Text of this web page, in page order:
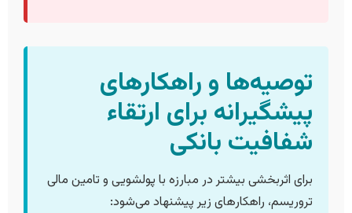
توصیه‌ها و راهکارهای
پیشگیرانه برای ارتقاء
شفافیت بانکی
برای اثربخشی بیشتر در مبارزه با پولشویی و تامین مالی
تروریسم، راهکارهای زیر پیشنهاد می‌شود: